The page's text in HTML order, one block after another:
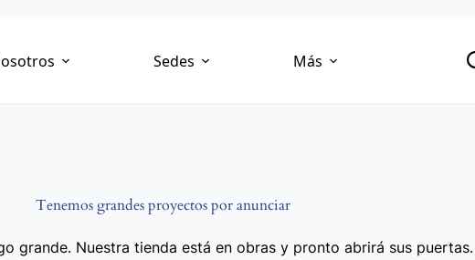
Sedes Más
Tenemos grandes proyectos por anunciar
grande. Nuestra tienda está en obras y pronto abrirá sus puertas.